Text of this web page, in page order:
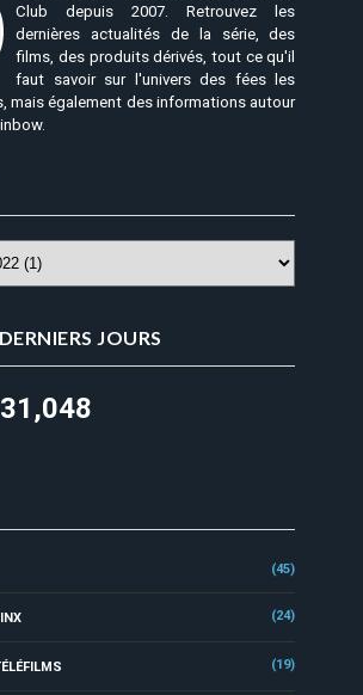
Club depuis 2007. Retrouvez les
dernières actualités de la série, des
films, des produits dérivés, tout ce qu'il
faut savoir sur l'univers des fées les
mais également des informations autour
JOURS
31,048
(45)
(24)
(19)